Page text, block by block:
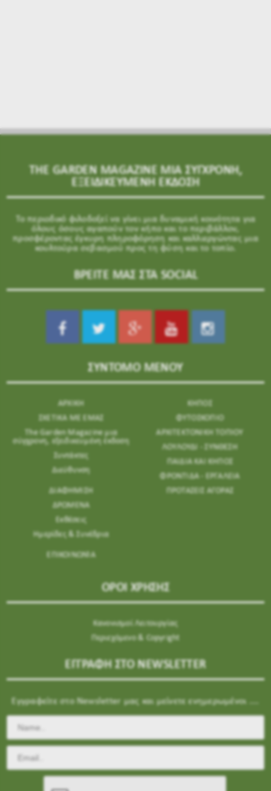
THE GARDEN MAGAZINE ΜΙΑ ΣΥΓΧΡΟΝΗ,
ΕΞΕΙΔΙΚΕΥΜΕΝΗ ΕΚΔΟΣΗ
Το περιοδικό φιλοδοξεί να γίνει μια δυναμική κοινότητα για
όλους όσους αγαπούν τον κήπο και το περιβάλλον,
προσφέροντας έγκυρη πληροφόρηση και καλλιεργώντας μια
κουλτούρα σεβασμού προς τη φύση και το τοπίο.
ΒΡΕΙΤΕ ΜΑΣ ΣΤΑ SOCIAL
ΣΥΝΤΟΜΟ ΜΕΝΟΥ
ΑΡΧΙΚΗ
ΣΧΕΤΙΚΑ ΜΕ ΕΜΑΣ
The Garden Magazine μια
σύγχρονη, εξειδικευμένη έκδοση
Συντάκτες
Διεύθυνση
ΔΙΑΦΗΜΙΣΗ
ΔΡΩΜΕΝΑ
Εκθέσεις
Ημερίδες & Συνέδρια
ΕΠΙΚΟΙΝΩΝΊΑ
ΚΗΠΟΣ
ΦΥΤΟΣΚΟΠΙΟ
ΑΡΧΙΤΕΚΤΟΝΙΚΗ ΤΟΠΙΟΥ
ΛΟΥΛΟΥΔΙ - ΣΥΝΘΕΣΗ
ΠΑΙΔΙΑ ΚΑΙ ΚΗΠΟΣ
ΦΡΟΝΤΙΔΑ - ΕΡΓΑΛΕΙΑ
ΠΡΟΤΑΣΕΙΣ ΑΓΟΡΑΣ
ΟΡΟΙ ΧΡΗΣΗΣ
Κανονισμοί Λειτουργίας
Περιεχόμενο & Copyright
ΕΓΓΡΑΦΗ ΣΤΟ NEWSLETTER
Εγγραφείτε στο Newsletter μας και μείνετε ενημερωμένοι ....